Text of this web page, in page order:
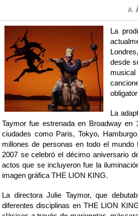
La
desde
La
Taymor fue estrenada en Broadway
ciudades como Paris, Tokyo,
millones de personas en todo el
2007 se celebró el décimo aniversario
actos que se incluyeron fue la
imagen gráfica THE LION KING.
La directora Julie Taymor, que
diferentes disciplinas en THE LION